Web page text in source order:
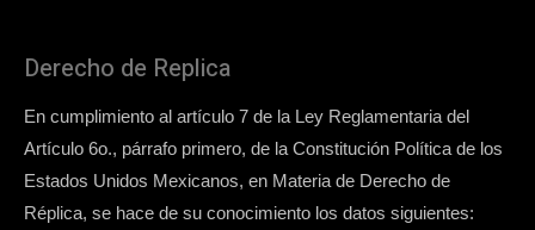
Derecho de Replica
En cumplimiento al artículo 7 de la Ley Reglamentaria del
Artículo 6o., párrafo primero, de la Constitución Política de los
Estados Unidos Mexicanos, en Materia de Derecho de
Réplica, se hace de su conocimiento los datos siguientes: